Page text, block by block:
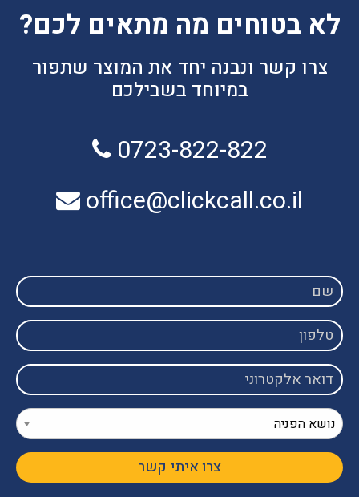
לא בטוחים מה מתאים לכם?
צרו קשר ונבנה יחד את המוצר שתפור
במיוחד בשבילכם
0723-822-822
office@clickcall.co.il
אלקטרוני
נושא
הפניה
צרו איתי קשר